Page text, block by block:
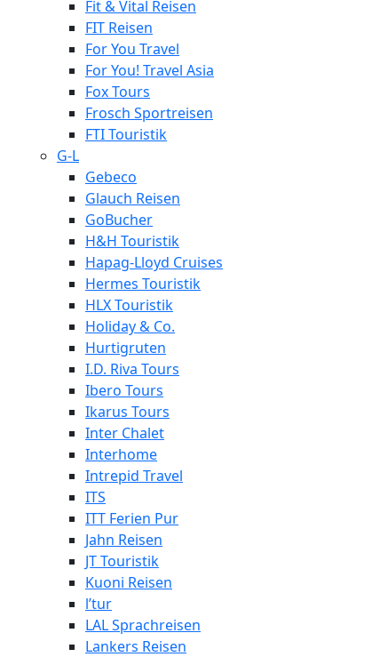
Fit & Vital Reisen
FIT Reisen
For You Travel
For You! Travel Asia
Fox Tours
Frosch Sportreisen
FTI Touristik
G-L
Gebeco
Glauch Reisen
GoBucher
H&H Touristik
Hapag-Lloyd Cruises
Hermes Touristik
HLX Touristik
Holiday & Co.
Hurtigruten
I.D. Riva Tours
Ibero Tours
Ikarus Tours
Inter Chalet
Interhome
Intrepid Travel
ITS
ITT Ferien Pur
Jahn Reisen
JT Touristik
Kuoni Reisen
l’tur
LAL Sprachreisen
Lankers Reisen